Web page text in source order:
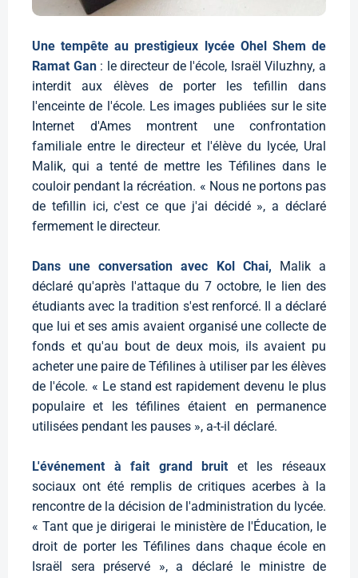
Une tempête au prestigieux lycée Ohel Shem de
Ramat Gan: le directeur de l'école, Israël Viluzhny, a
interdit aux élèves de porter les tefillin dans
l'enceinte de l'école. Les images publiées sur le site
Internet d'Ames montrent une confrontation
familiale entre le directeur et l'élève du lycée, Ural
Malik, qui a tenté de mettre les Téfilines dans le
couloir pendant la récréation. « Nous ne portons pas
de tefillin ici, c'est ce que j'ai décidé », a déclaré
fermement le directeur.
Dans une conversation avec Kol Chai, Malik a
déclaré qu'après l'attaque du 7 octobre, le lien des
étudiants avec la tradition s'est renforcé. Il a déclaré
que lui et ses amis avaient organisé une collecte de
fonds et qu'au bout de deux mois, ils avaient pu
acheter une paire de Téfilines à utiliser par les élèves
de l'école. « Le stand est rapidement devenu le plus
populaire et les téfilines étaient en permanence
utilisées pendant les pauses », a-t-il déclaré.
L'événement à fait grand bruit et les réseaux
sociaux ont été remplis de critiques acerbes à la
rencontre de la décision de l'administration du lycée.
« Tant que je dirigerai le ministère de l'Éducation, le
droit de porter les Téfilines dans chaque école en
Israël sera préservé », a déclaré le ministre de